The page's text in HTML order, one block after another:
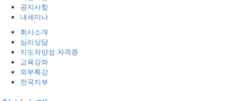
공지사항
내세미나
회사소개
심리상담
지도자양성 자격증
교육강좌
외부특강
전국지부